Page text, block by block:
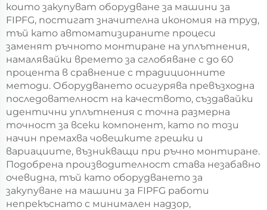
които закупуват оборудване за машини за
FIPFG, постигат значителна икономия на труд,
тъй като автоматизираните процеси
заменят ръчното монтиране на уплътнения,
намалявайки времето за сглобяване с до 60
процента в сравнение с традиционните
методи. Оборудването осигурява превъзходна
последователност на качеството, създавайки
идентични уплътнения с точна размерна
точност за всеки компонент, като по този
начин премахва човешките грешки и
вариациите, възникващи при ръчно монтиране.
Подобрена производителност става незабавно
очевидна, тъй като оборудването за
закупуване на машини за FIPFG работи
непрекъснато с минимален надзор,